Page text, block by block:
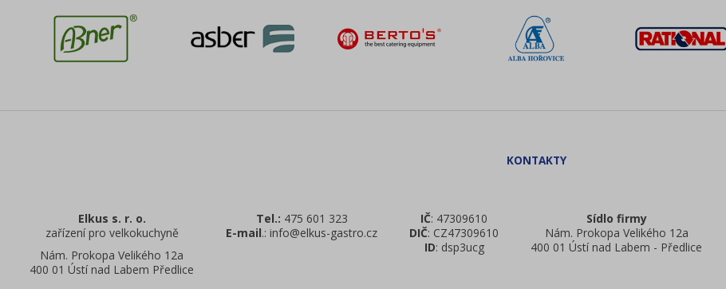
Elkus s. r. o.
zařízení pro velkokuchyně
Nám. Prokopa Velikého 12a
400 01 Ústí nad Labem Předlice
Tel.: 475 601 323
E-mail.: info@elkus-gastro.cz
IČ: 47309610
DIČ: CZ47309610
ID: dsp3ucg
Sídlo firmy
Nám. Prokopa Velikého 12a
400 01 Ústí nad Labem - Předlice